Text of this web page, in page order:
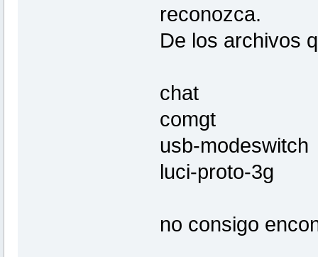
reconozca.
De los archivos
chat
comgt
usb-modeswitch
luci-proto-3g
no consigo